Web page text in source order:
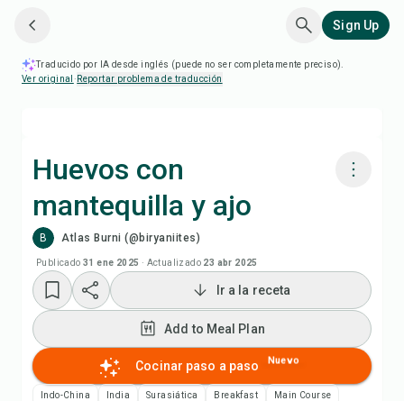
Sign Up
Traducido por IA desde inglés (puede no ser completamente preciso).
Ver original · Reportar problema de traducción
Huevos con
mantequilla y ajo
B Atlas Burni (@biryaniites)
Publicado 31 ene 2025 · Actualizado 23 abr 2025
Cocinar con Chefadora AI
Add to Meal Plan
Add to Shopping List
Notas de la receta
Ir a la receta
Add to Meal Plan
Cocinar paso a paso Nuevo
Indo-China India Surasiática Breakfast Main Course